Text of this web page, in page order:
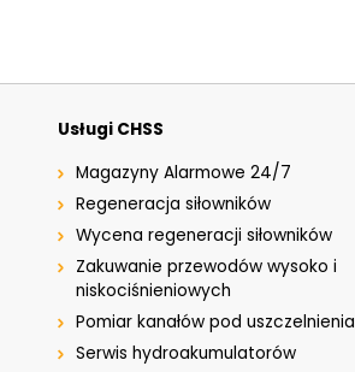
Usługi CHSS
Magazyny Alarmowe 24/7
Regeneracja siłowników
Wycena regeneracji siłowników
Zakuwanie przewodów wysoko i
niskociśnieniowych
Pomiar kanałów pod uszczelnienia
Serwis hydroakumulatorów